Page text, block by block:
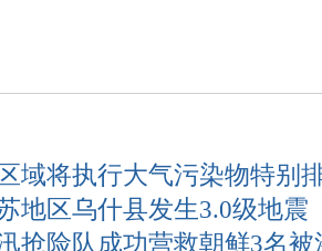
域将执行大气污染物特别
地区乌什县发生3.0级地震
抢险队成功营救朝鲜3名